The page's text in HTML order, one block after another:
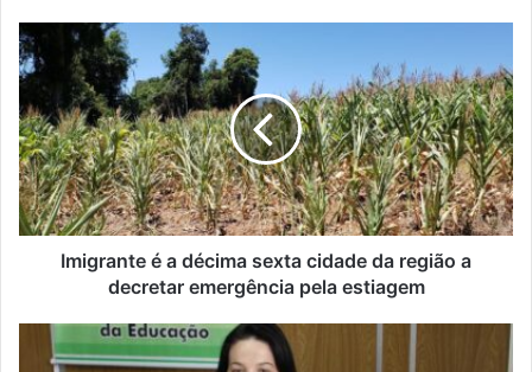
Imigrante
é
a
décima
sexta
cidade
da
região
a
decretar
estiagem
Imigrante é a décima sexta cidade da região a
decretar emergência pela estiagem
Doutor
Ricardo